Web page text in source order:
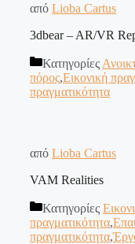
από Lioba Cartus
3dbear – AR/VR
Κατηγορίες
πόρος,Εικονική
πραγματικότητα
από Lioba Cartus
VAM Realities
Κατηγορίες
πραγματικότητα,
πραγματικότητα,